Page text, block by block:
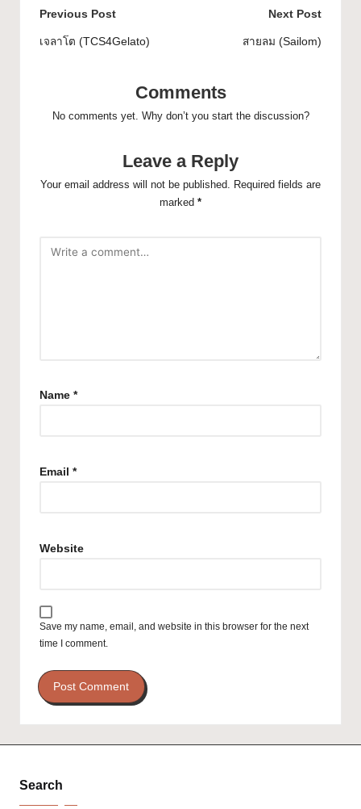
Previous Post
เจลาโต (TCS4Gelato)
Next Post
สายลม (Sailom)
Comments
No comments yet. Why don’t you start the discussion?
Leave a Reply
Your email address will not be published. Required fields are
marked *
Name *
Email *
Website
Save my name, email, and website in this browser for the next
time I comment.
Search